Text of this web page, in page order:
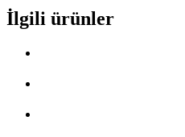
İlgili ürünler